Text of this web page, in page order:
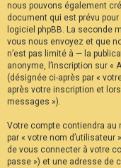
nous pouvons également
document qui est prévu
logiciel phpBB. La seconde
vous nous envoyez et que
n’est pas limité à — la
anonyme, l’inscription sur «
(désignée ci-après par «
après votre inscription et
messages »).
Votre compte contiendra au
par « votre nom
de vous connecter à votre
passe ») et une adresse de